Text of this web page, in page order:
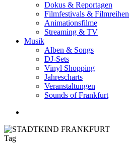
Dokus & Reportagen
Filmfestivals & Filmreihen
Animationsfilme
Streaming & TV
Musik
Alben & Songs
DJ-Sets
Vinyl Shopping
Jahrescharts
Veranstaltungen
Sounds of Frankfurt
Tag